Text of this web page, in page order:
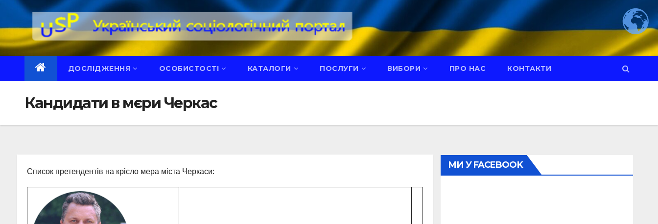
Перейти
вмісту
ДОСЛІДЖЕННЯ ОСОБИСТОСТІ КАТАЛОГИ ПОСЛУГИ ВИБОРИ ПРО НАС КОНТАКТИ
Кандидати в мєри Черкас
Список претендентів на крісло мера міста Черкаси:
МИ У FACEBOOK